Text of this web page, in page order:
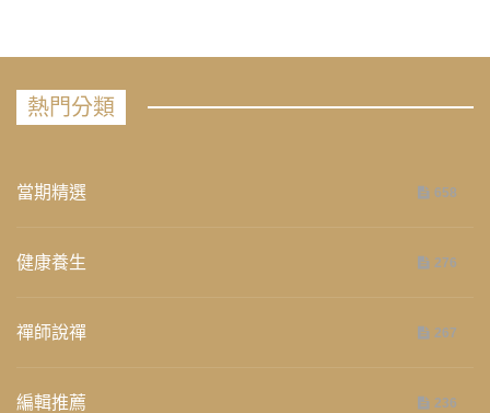
熱門分類
當期精選 658
健康養生 276
禪師說禪 267
編輯推薦 236